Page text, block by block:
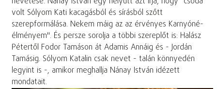
volt Sólyom Kati kacagásból és sírásból szőtt
szerepformálása. Nekem máig az az érvényes Karnyóné-
élményem". És persze sorolja a többi szereplőt is: Halász
Pétertől Fodor Tamáson át Adamis Annáig és - Jordán
Tamásig. Sólyom Katalin csak nevet - talán könnyedén
legyint is -, amikor meghallja Nánay István idézett
mondatait.